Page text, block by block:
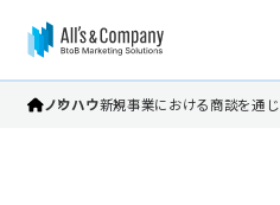
ノウハウ新規事業における商談を通